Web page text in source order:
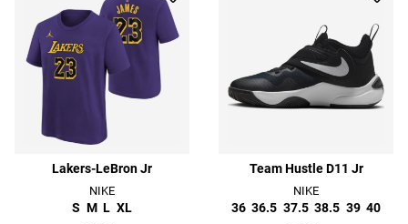
Lakers-LeBron Jr
NIKE
S M L XL
Team Hustle D11 Jr
NIKE
36 36.5 37.5 38.5 39 40